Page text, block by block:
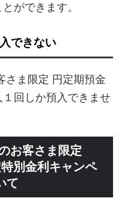
ができます。
できない
さま限定 円定期預金
回しか預入できませ
お客さま限定
別金利キャンペ
て